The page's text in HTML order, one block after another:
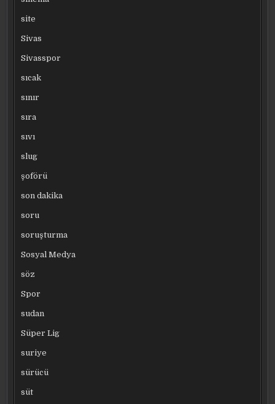
site
Sivas
Sivasspor
sıcak
sınır
sıra
sıvı
slug
şoförü
son dakika
soru
soruşturma
Sosyal Medya
söz
Spor
sudan
Süper Lig
suriye
sürücü
süt